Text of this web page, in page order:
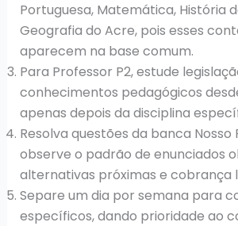
Portuguesa, Matemática, História
Geografia do Acre, pois esses
aparecem na base comum.
Para Professor P2, estude
conhecimentos pedagógicos
apenas depois da disciplina
Resolva questões da banca Nosso
observe o padrão de enunciados
alternativas próximas e cobrança
Separe um dia por semana para
específicos, dando prioridade ao